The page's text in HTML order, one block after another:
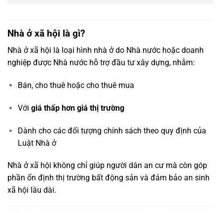
Nhà ở xã hội là gì?
Nhà ở xã hội là loại hình nhà ở do Nhà nước hoặc doanh
nghiệp được Nhà nước hỗ trợ đầu tư xây dựng, nhằm:
Bán, cho thuê hoặc cho thuê mua
Với giá thấp hơn giá thị trường
Dành cho các đối tượng chính sách theo quy định của
Luật Nhà ở
Nhà ở xã hội không chỉ giúp người dân an cư mà còn góp
phần ổn định thị trường bất động sản và đảm bảo an sinh
xã hội lâu dài.